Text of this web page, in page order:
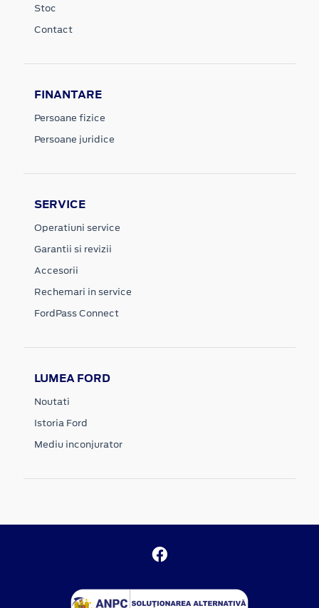
Stoc
Contact
FINANTARE
Persoane fizice
Persoane juridice
SERVICE
Operatiuni service
Garantii si revizii
Accesorii
Rechemari in service
FordPass Connect
LUMEA FORD
Noutati
Istoria Ford
Mediu inconjurator